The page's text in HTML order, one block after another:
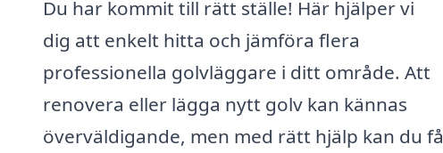
Du har kommit till rätt ställe! Här hjälper vi
dig att enkelt hitta och jämföra flera
professionella golvläggare i ditt område. Att
renovera eller lägga nytt golv kan kännas
överväldigande, men med rätt hjälp kan du få